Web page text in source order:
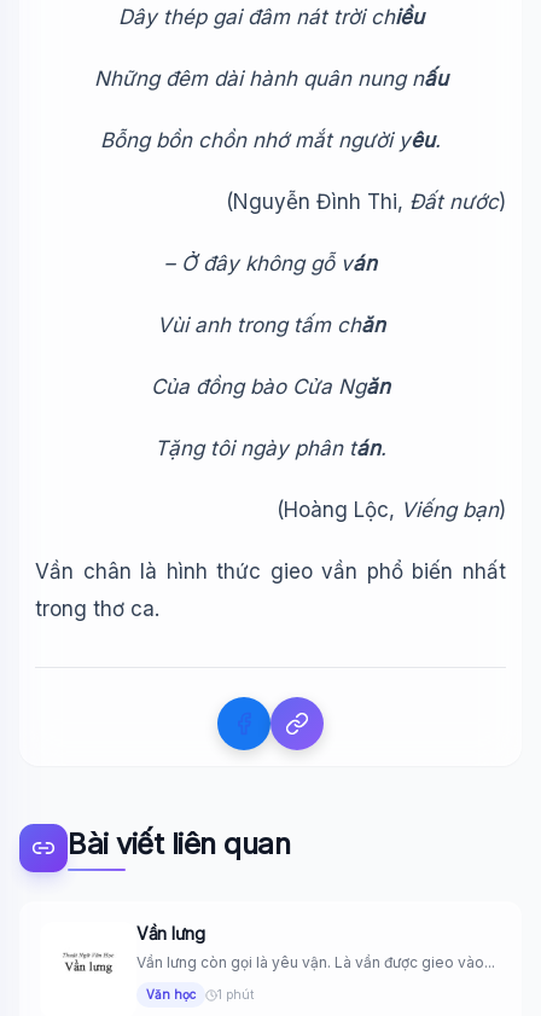
Dây thép gai đâm nát trời chiều
Những đêm dài hành quân nung nấu
Bỗng bồn chồn nhớ mắt người yêu.
(Nguyễn Đình Thi, Đất nước)
– Ở đây không gỗ ván
Vùi anh trong tấm chăn
Của đồng bào Cửa Ngăn
Tặng tôi ngày phân tán.
(Hoàng Lộc, Viếng bạn)
Vần chân là hình thức gieo vần phổ biến nhất
trong thơ ca.
Bài viết liên quan
Vần lưng
Vần lưng còn gọi là yêu vận. Là vần được gieo vào...
Văn học 1 phút
🎓
Xin chào!
về các bài viết trên Wiki!
🪐 Sao Mộc là gì?
🔬 Albert Einstein